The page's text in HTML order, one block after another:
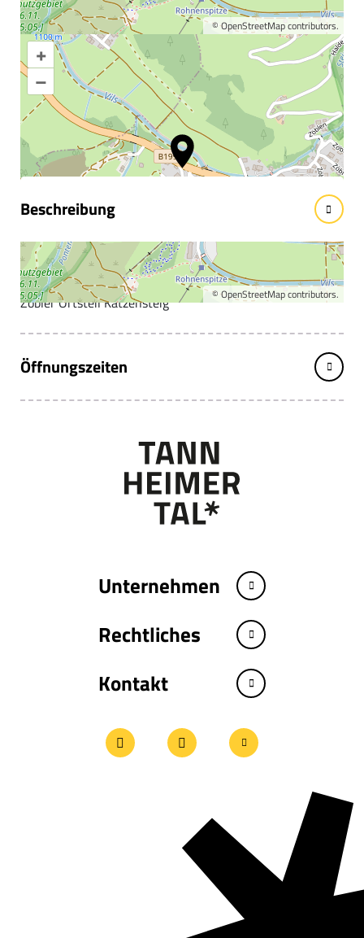
©OpenStreetMapcontributors.
+
–
©OpenStreetMapcontributors.
Karte vergrößern
Informationen &
Wissenswertes
Beschreibung
Haltestelle Zöblen Katzensteig
Haltestelle in der Nähe KFZ Müller oder Sport Müller im
Zöbler Ortsteil Katzensteig
Öffnungszeiten
Unternehmen
Rechtliches
Kontakt